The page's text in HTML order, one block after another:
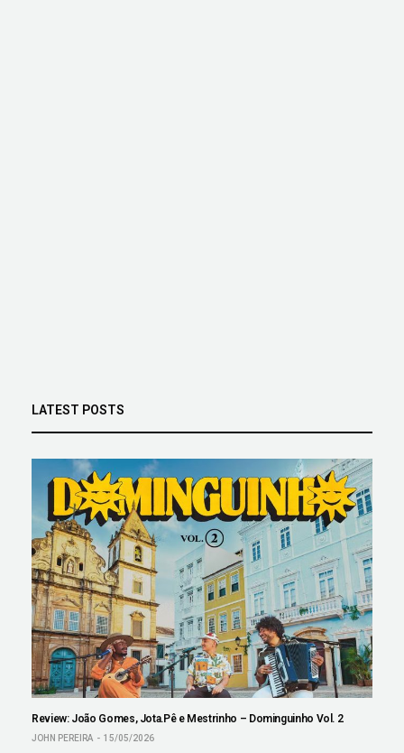
LATEST POSTS
Review: João Gomes, Jota.Pê e Mestrinho – Dominguinho Vol. 2
JOHN PEREIRA 15/05/2026